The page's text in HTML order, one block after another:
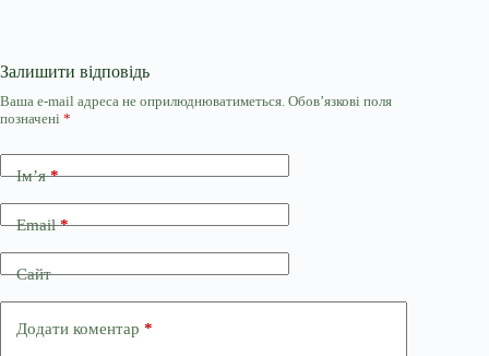
Залишити відповідь
Ваша e-mail адреса не оприлюднюватиметься. Обов’язкові поля
позначені *
Ім’я*
Email*
Сайт
Додати коментар *